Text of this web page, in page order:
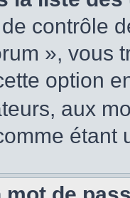
contrôle
», vous
option
aux
étant